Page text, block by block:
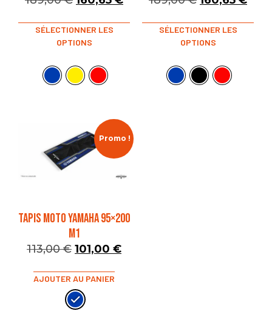
SÉLECTIONNER LES
OPTIONS
SÉLECTIONNER LES
OPTIONS
Promo !
TAPIS MOTO YAMAHA 95×200
M1
113,00€ 101,00 €
AJOUTER AU PANIER